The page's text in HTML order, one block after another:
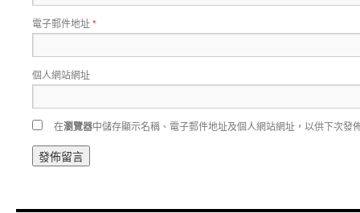
電子郵件地址*
個人網站網址
在瀏覽器中儲存顯示名稱、電子郵件地址及個人網站網址，以供下次發